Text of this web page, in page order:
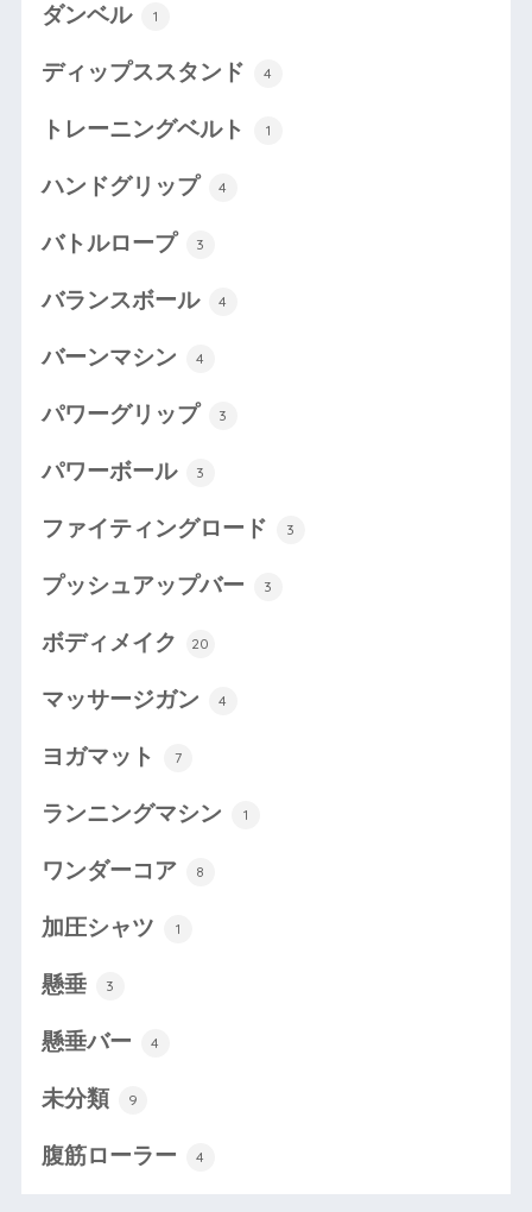
ダンベル 1
ディップススタンド 4
トレーニングベルト 1
ハンドグリップ 4
バトルロープ 3
バランスボール 4
バーンマシン 4
パワーグリップ 3
パワーボール 3
ファイティングロード 3
プッシュアップバー 3
ボディメイク 20
マッサージガン 4
ヨガマット 7
ランニングマシン 1
ワンダーコア 8
加圧シャツ 1
懸垂 3
懸垂バー 4
未分類 9
腹筋ローラー 4